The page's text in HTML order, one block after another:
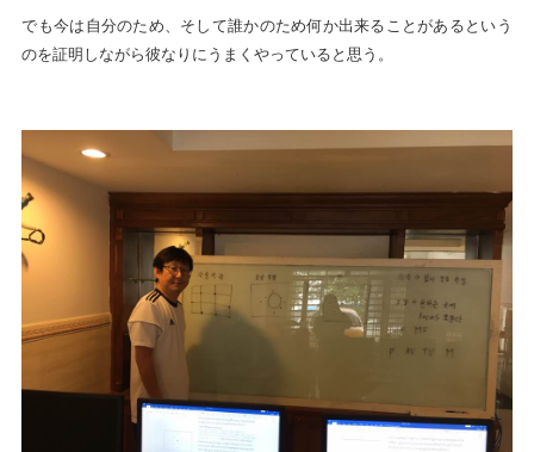
でも今は自分のため、そして誰かのため何か出来ることがあるという
のを証明しながら彼なりにうまくやっていると思う。